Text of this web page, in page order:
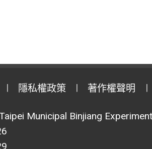
隱私權政策 著作權聲明
Municipal Binjiang